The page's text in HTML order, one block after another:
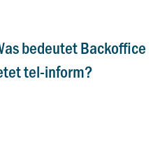
bedeutet Backoffice
tel-inform?